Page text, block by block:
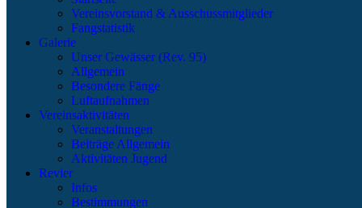
Vereinsvorstand & Ausschussmitglieder
Fangstatistik
Galerie
Unser Gewässer (Rev. 95)
Allgemein
Besondere Fänge
Luftaufnahmen
Vereinsaktivitäten
Veranstaltungen
Beiträge Allgemein
Aktivitäten Jugend
Revier
Infos
Bestimmungen